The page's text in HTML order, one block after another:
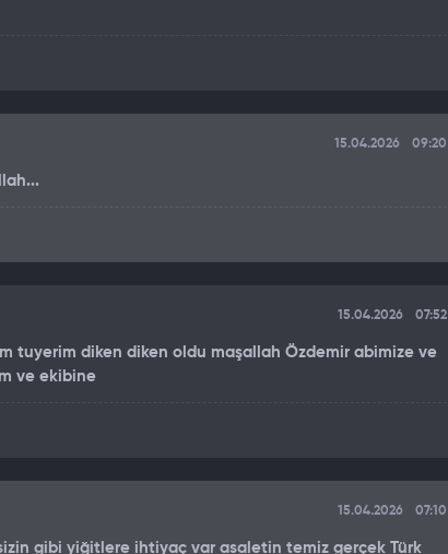
15.04.2026 09:20
15.04.2026 07:52
tuyerim diken diken oldu maşallah Özdemir abimize ve
ve ekibine
15.04.2026 07:10
gibi yiğitlere ihtiyaç var asaletin temiz gerçek Türk